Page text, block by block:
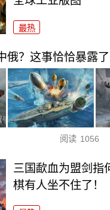
最热
俄？这事恰恰暴露
阅读 1056
三国歃血为盟剑指
棋有人坐不住了！